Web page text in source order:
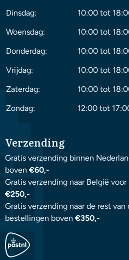
Dinsdag:
10:00 tot
Woensdag:
10:00 tot
Donderdag:
10:00 tot
Vrijdag:
10:00 tot
Zaterdag:
10:00 tot
Zondag:
12:00 tot
Verzending
Gratis verzending binnen
boven €60,-
Gratis verzending naar België
€250,-
Gratis verzending naar de rest van
bestellingen boven €350,-